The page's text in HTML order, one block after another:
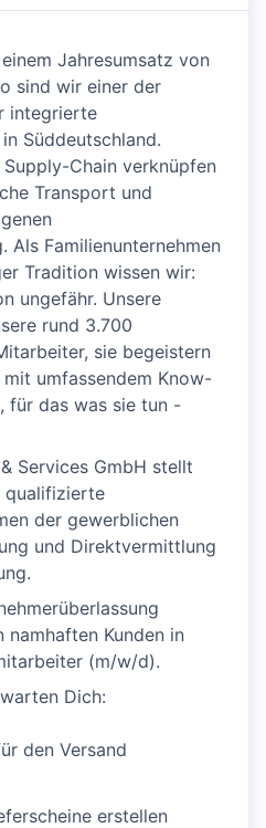
Jahresumsatz von
sind wir einer der
integrierte
Süddeutschland.
Chain verknüpfen
Transport und
Als Familienunternehmen
Tradition wissen wir:
ungefähr. Unsere
rund 3.700
sie begeistern
umfassendem Know-
für das was sie tun -
Services GmbH stellt
qualifizierte
der gewerblichen
und Direktvermittlung
namhaften Kunden in
(m/w/d).
Dich:
den Versand
erstellen